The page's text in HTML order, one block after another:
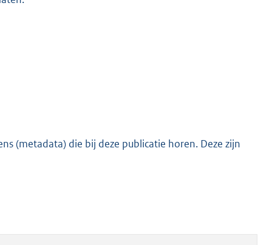
(metadata) die bij deze publicatie horen. Deze zijn